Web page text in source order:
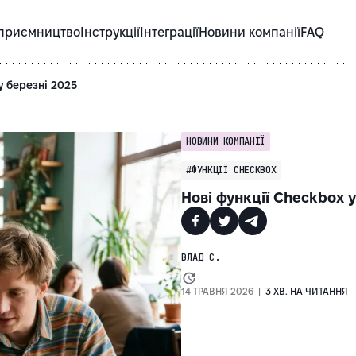
Інструкції ІнтеграціїНовини компаніїFAQ
березні 2025
НОВИНИ КОМПАНІЇ
#ФУНКЦІЇ CHECKBOX
Нові функції Checkbox
ВЛАД С.
14 ТРАВНЯ 2026 | 3 ХВ. НА ЧИТАННЯ